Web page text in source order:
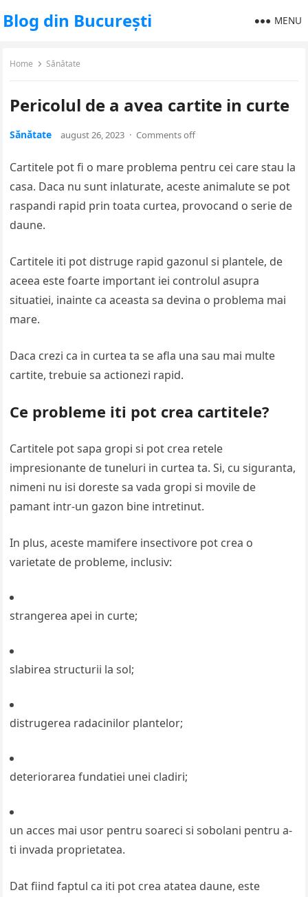
Blog din București MENU
Home Sănătate
Pericolul de a avea cartite in curte
Sănătate august 26, 2023 · Comments off
Cartitele pot fi o mare problema pentru cei care stau la
casa. Daca nu sunt inlaturate, aceste animalute se pot
raspandi rapid prin toata curtea, provocand o serie de
daune.
Cartitele iti pot distruge rapid gazonul si plantele, de
aceea este foarte important iei controlul asupra
situatiei, inainte ca aceasta sa devina o problema mai
mare.
Daca crezi ca in curtea ta se afla una sau mai multe
cartite, trebuie sa actionezi rapid.
​Ce probleme iti pot crea cartitele?
Cartitele pot sapa gropi si pot crea retele
impresionante de tuneluri in curtea ta. Si, cu siguranta,
nimeni nu isi doreste sa vada gropi si movile de
pamant intr-un gazon bine intretinut.
In plus, aceste mamifere insectivore pot crea o
varietate de probleme, inclusiv:
strangerea apei in curte;
slabirea structurii la sol;
distrugerea radacinilor plantelor;
deteriorarea fundatiei unei cladiri;
un acces mai usor pentru soareci si sobolani pentru a-
ti invada proprietatea.
Dat fiind faptul ca iti pot crea atatea daune, este